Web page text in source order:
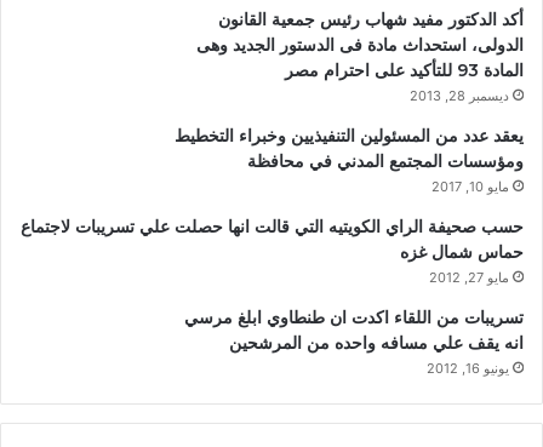
أكد الدكتور مفيد شهاب رئيس جمعية القانون
الدولى، استحداث مادة فى الدستور الجديد وهى
المادة 93 للتأكيد على احترام مصر
ديسمبر 28, 2013
يعقد عدد من المسئولين التنفيذيين وخبراء التخطيط
ومؤسسات المجتمع المدني في محافظة
مايو 10, 2017
حسب صحيفة الراي الكويتيه التي قالت انها حصلت علي تسريبات لاجتماع
حماس شمال غزه
مايو 27, 2012
تسريبات من اللقاء اكدت ان طنطاوي ابلغ مرسي
انه يقف علي مسافه واحده من المرشحين
يونيو 16, 2012